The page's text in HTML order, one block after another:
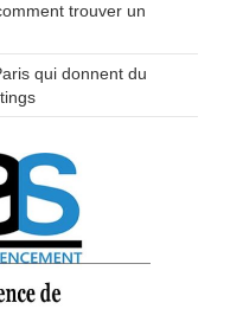
trouver un
qui donnent du